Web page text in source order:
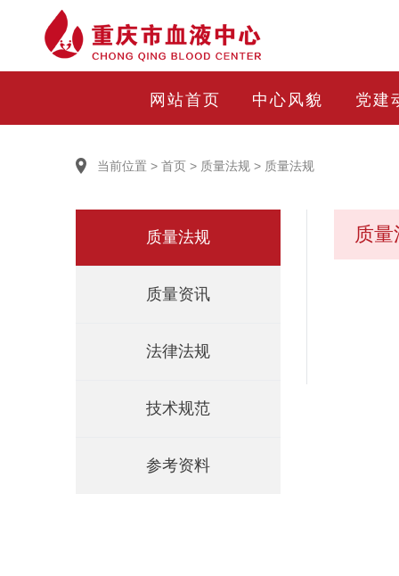
网站首页 中心风貌 党建
当前位置 > 首页 > 质量法规 > 质量法规
质量法规
质量资讯
法律法规
技术规范
参考资料
质